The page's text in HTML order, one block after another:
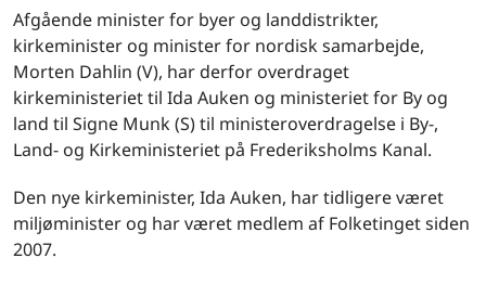
Afgående minister for byer og landdistrikter,
kirkeminister og minister for nordisk samarbejde,
Morten Dahlin (V), har derfor overdraget
kirkeministeriet til Ida Auken og ministeriet for By og
land til Signe Munk (S) til ministeroverdragelse i By-,
Land- og Kirkeministeriet på Frederiksholms Kanal.
Den nye kirkeminister, Ida Auken, har tidligere været
miljøminister og har været medlem af Folketinget siden
2007.